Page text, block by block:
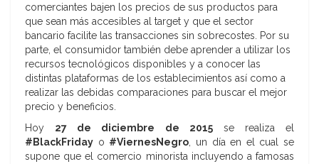
comerciantes bajen los precios de sus productos para
que sean más accesibles al target y que el sector
bancario facilite las transacciones sin sobrecostes. Por su
parte, el consumidor también debe aprender a utilizar los
recursos tecnológicos disponibles y a conocer las
distintas plataformas de los establecimientos así como a
realizar las debidas comparaciones para buscar el mejor
precio y beneficios.
Hoy 27 de diciembre de 2015se realiza el
#BlackFriday o #ViernesNegro, un día en el cual se
supone que el comercio minorista incluyendo a famosas